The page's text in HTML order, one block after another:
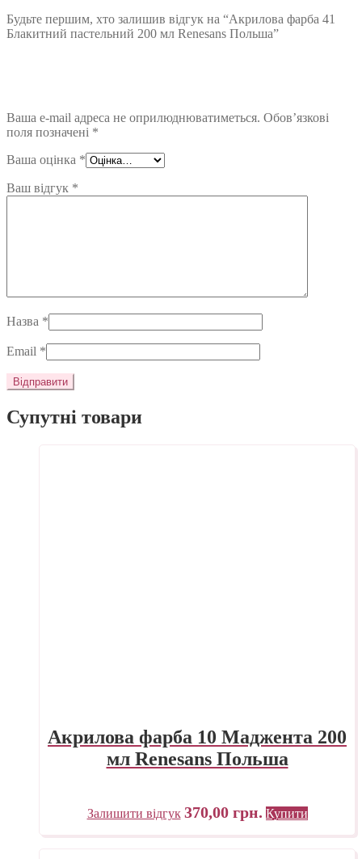
Будьте першим, хто залишив відгук на “Акрилова фарба 41
Блакитний пастельний 200 мл Renesans Польша”
Ваша e-mail адреса не оприлюднюватиметься. Обов’язкові
поля позначені *
Ваша оцінка *
Ваш відгук *
Назва *
Email *
Супутні товари
Акрилова фарба 10 Маджента 200
мл Renesans Польша
Залишити відгук 370,00 грн. Купити